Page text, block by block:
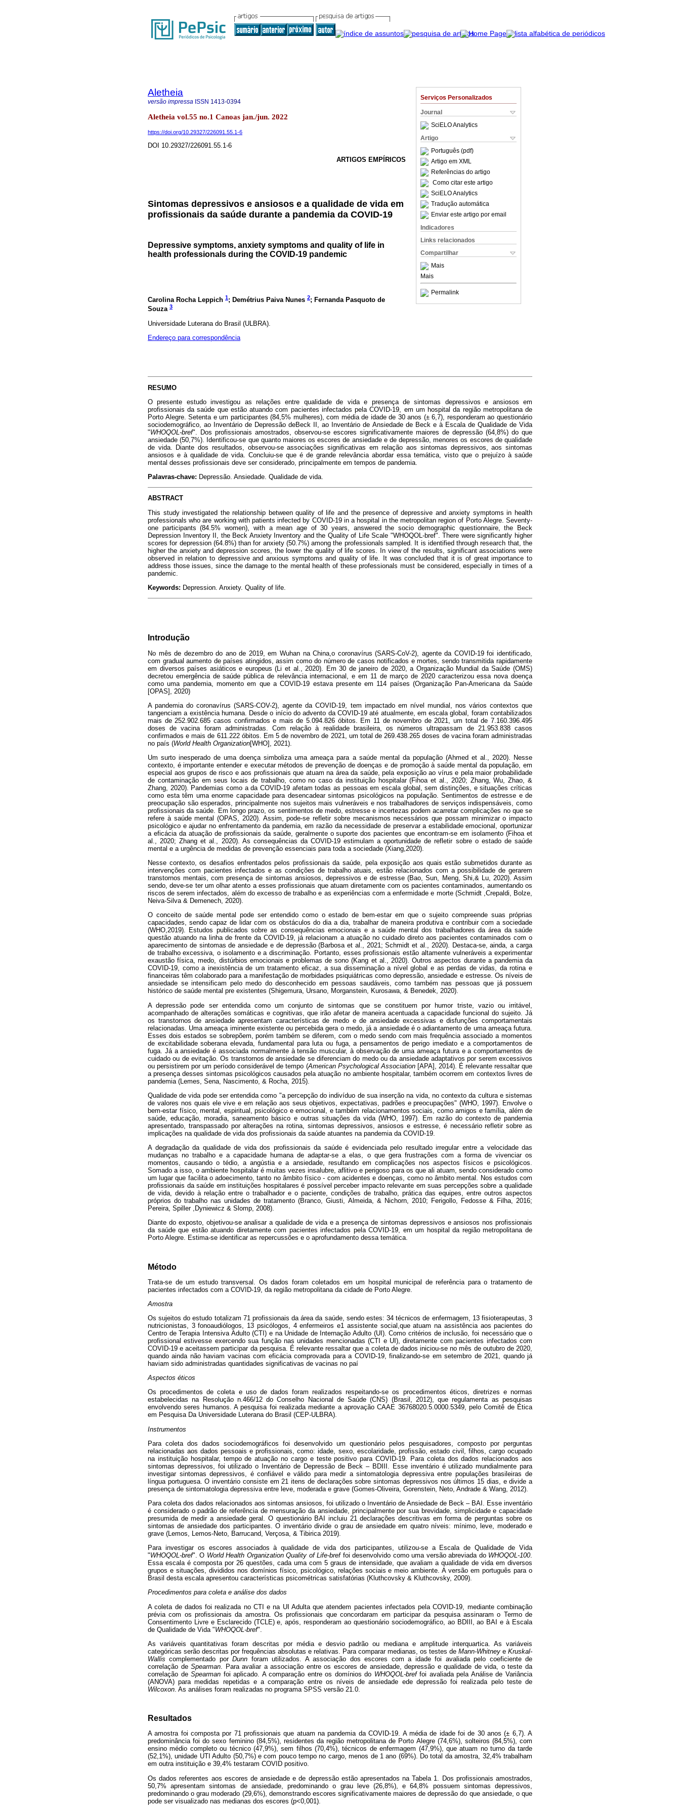
Serviços Personalizados
Journal
SciELO Analytics
Artigo
Português (pdf)
Artigo em XML
Referências do artigo
Como citar este artigo
SciELO Analytics
Tradução automática
Enviar este artigo por email
Indicadores
Links relacionados
Compartilhar
Mais
Mais
Permalink
Aletheia
versão impressa ISSN 1413-0394
Aletheia vol.55 no.1 Canoas jan./jun. 2022
https://doi.org/10.29327/226091.55.1-6
DOI 10.29327/226091.55.1-6
ARTIGOS EMPÍRICOS
Sintomas depressivos e ansiosos e a qualidade de vida em
profissionais da saúde durante a pandemia da COVID-19
Depressive symptoms, anxiety symptoms and quality of life in
health professionals during the COVID-19 pandemic
Carolina Rocha Leppich 1; Demétrius Paiva Nunes 2; Fernanda Pasquoto de
Souza 3
Universidade Luterana do Brasil (ULBRA).
Endereço para correspondência
RESUMO
O presente estudo investigou as relações entre qualidade de vida e presença de sintomas depressivos e ansiosos em
profissionais da saúde que estão atuando com pacientes infectados pela COVID-19, em um hospital da região metropolitana de
Porto Alegre. Setenta e um participantes (84,5% mulheres), com média de idade de 30 anos (± 6,7), responderam ao questionário
sociodemográfico, ao Inventário de Depressão deBeck II, ao Inventário de Ansiedade de Beck e à Escala de Qualidade de Vida
"WHOQOL-bref". Dos profissionais amostrados, observou-se escores significativamente maiores de depressão (64,8%) do que
ansiedade (50,7%). Identificou-se que quanto maiores os escores de ansiedade e de depressão, menores os escores de qualidade
de vida. Diante dos resultados, observou-se associações significativas em relação aos sintomas depressivos, aos sintomas
ansiosos e à qualidade de vida. Concluiu-se que é de grande relevância abordar essa temática, visto que o prejuízo à saúde
mental desses profissionais deve ser considerado, principalmente em tempos de pandemia.
Palavras-chave: Depressão. Ansiedade. Qualidade de vida.
ABSTRACT
This study investigated the relationship between quality of life and the presence of depressive and anxiety symptoms in health
professionals who are working with patients infected by COVID-19 in a hospital in the metropolitan region of Porto Alegre. Seventy-
one participants (84.5% women), with a mean age of 30 years, answered the socio demographic questionnaire, the Beck
Depression Inventory II, the Beck Anxiety Inventory and the Quality of Life Scale "WHOQOL-bref". There were significantly higher
scores for depression (64.8%) than for anxiety (50.7%) among the professionals sampled. It is identified through research that, the
higher the anxiety and depression scores, the lower the quality of life scores. In view of the results, significant associations were
observed in relation to depressive and anxious symptoms and quality of life. It was concluded that it is of great importance to
address those issues, since the damage to the mental health of these professionals must be considered, especially in times of a
pandemic.
Keywords: Depression. Anxiety. Quality of life.
Introdução
No mês de dezembro do ano de 2019, em Wuhan na China,o coronavírus (SARS-CoV-2), agente da COVID-19 foi identificado,
com gradual aumento de países atingidos, assim como do número de casos notificados e mortes, sendo transmitida rapidamente
em diversos países asiáticos e europeus (Li et al., 2020). Em 30 de janeiro de 2020, a Organização Mundial da Saúde (OMS)
decretou emergência de saúde pública de relevância internacional, e em 11 de março de 2020 caracterizou essa nova doença
como uma pandemia, momento em que a COVID-19 estava presente em 114 países (Organização Pan-Americana da Saúde
[OPAS], 2020)
A pandemia do coronavírus (SARS-COV-2), agente da COVID-19, tem impactado em nível mundial, nos vários contextos que
tangenciam a existência humana. Desde o início do advento da COVID-19 até atualmente, em escala global, foram contabilizados
mais de 252.902.685 casos confirmados e mais de 5.094.826 óbitos. Em 11 de novembro de 2021, um total de 7.160.396.495
doses de vacina foram administradas. Com relação à realidade brasileira, os números ultrapassam de 21.953.838 casos
confirmados e mais de 611.222 óbitos. Em 5 de novembro de 2021, um total de 269.438.265 doses de vacina foram administradas
no país (World Health Organization[WHO], 2021).
Um surto inesperado de uma doença simboliza uma ameaça para a saúde mental da população (Ahmed et al., 2020). Nesse
contexto, é importante entender e executar métodos de prevenção de doenças e de promoção à saúde mental da população, em
especial aos grupos de risco e aos profissionais que atuam na área da saúde, pela exposição ao vírus e pela maior probabilidade
de contaminação em seus locais de trabalho, como no caso da instituição hospitalar (Fihoa et al., 2020; Zhang, Wu, Zhao, &
Zhang, 2020). Pandemias como a da COVID-19 afetam todas as pessoas em escala global, sem distinções, e situações críticas
como esta têm uma enorme capacidade para desencadear sintomas psicológicos na população. Sentimentos de estresse e de
preocupação são esperados, principalmente nos sujeitos mais vulneráveis e nos trabalhadores de serviços indispensáveis, como
profissionais da saúde. Em longo prazo, os sentimentos de medo, estresse e incertezas podem acarretar complicações no que se
refere à saúde mental (OPAS, 2020). Assim, pode-se refletir sobre mecanismos necessários que possam minimizar o impacto
psicológico e ajudar no enfrentamento da pandemia, em razão da necessidade de preservar a estabilidade emocional, oportunizar
a eficácia da atuação de profissionais da saúde, geralmente o suporte dos pacientes que encontram-se em isolamento (Fihoa et
al., 2020; Zhang et al., 2020). As consequências da COVID-19 estimulam a oportunidade de refletir sobre o estado de saúde
mental e a urgência de medidas de prevenção essenciais para toda a sociedade (Xiang,2020).
Nesse contexto, os desafios enfrentados pelos profissionais da saúde, pela exposição aos quais estão submetidos durante as
intervenções com pacientes infectados e as condições de trabalho atuais, estão relacionados com a possibilidade de gerarem
transtornos mentais, com presença de sintomas ansiosos, depressivos e de estresse (Bao, Sun, Meng, Shi,& Lu, 2020). Assim
sendo, deve-se ter um olhar atento a esses profissionais que atuam diretamente com os pacientes contaminados, aumentando os
riscos de serem infectados, além do excesso de trabalho e as experiências com a enfermidade e morte (Schmidt ,Crepaldi, Bolze,
Neiva-Silva & Demenech, 2020).
O conceito de saúde mental pode ser entendido como o estado de bem-estar em que o sujeito compreende suas próprias
capacidades, sendo capaz de lidar com os obstáculos do dia a dia, trabalhar de maneira produtiva e contribuir com a sociedade
(WHO,2019). Estudos publicados sobre as consequências emocionais e a saúde mental dos trabalhadores da área da saúde
questão atuando na linha de frente da COVID-19, já relacionam a atuação no cuidado direto aos pacientes contaminados com o
aparecimento de sintomas de ansiedade e de depressão (Barbosa et al., 2021; Schmidt et al., 2020). Destaca-se, ainda, a carga
de trabalho excessiva, o isolamento e a discriminação. Portanto, esses profissionais estão altamente vulneráveis a experimentar
exaustão física, medo, distúrbios emocionais e problemas de sono (Kang et al., 2020). Outros aspectos durante a pandemia da
COVID-19, como a inexistência de um tratamento eficaz, a sua disseminação a nível global e as perdas de vidas, da rotina e
financeiras têm colaborado para a manifestação de morbidades psiquiátricas como depressão, ansiedade e estresse. Os níveis de
ansiedade se intensificam pelo medo do desconhecido em pessoas saudáveis, como também nas pessoas que já possuem
histórico de saúde mental pre existentes (Shigemura, Ursano, Morganstein, Kurosawa, & Benedek, 2020).
A depressão pode ser entendida como um conjunto de sintomas que se constituem por humor triste, vazio ou irritável,
acompanhado de alterações somáticas e cognitivas, que irão afetar de maneira acentuada a capacidade funcional do sujeito. Já
os transtornos de ansiedade apresentam características de medo e de ansiedade excessivas e disfunções comportamentais
relacionadas. Uma ameaça iminente existente ou percebida gera o medo, já a ansiedade é o adiantamento de uma ameaça futura.
Esses dois estados se sobrepõem, porém também se diferem, com o medo sendo com mais frequência associado a momentos
de excitabilidade soberana elevada, fundamental para luta ou fuga, a pensamentos de perigo imediato e a comportamentos de
fuga. Já a ansiedade é associada normalmente à tensão muscular, à observação de uma ameaça futura e a comportamentos de
cuidado ou de evitação. Os transtornos de ansiedade se diferenciam do medo ou da ansiedade adaptativos por serem excessivos
ou persistirem por um período considerável de tempo (American Psychological Association[APA], 2014). É relevante ressaltar que
a presença desses sintomas psicológicos causados pela atuação no ambiente hospitalar, também ocorrem em contextos livres de
pandemia (Lemes, Sena, Nascimento, & Rocha, 2015).
Qualidade de vida pode ser entendida como "a percepção do indivíduo de sua inserção na vida, no contexto da cultura e sistemas
de valores nos quais ele vive e em relação aos seus objetivos, expectativas, padrões e preocupações" (WHO, 1997). Envolve o
bem-estar físico, mental, espiritual, psicológico e emocional, e também relacionamentos sociais, como amigos e família, além de
saúde, educação, moradia, saneamento básico e outras situações da vida (WHO, 1997). Em razão do contexto de pandemia
apresentado, transpassado por alterações na rotina, sintomas depressivos, ansiosos e estresse, é necessário refletir sobre as
implicações na qualidade de vida dos profissionais da saúde atuantes na pandemia da COVID-19.
A degradação da qualidade de vida dos profissionais da saúde é evidenciada pelo resultado irregular entre a velocidade das
mudanças no trabalho e a capacidade humana de adaptar-se a elas, o que gera frustrações com a forma de vivenciar os
momentos, causando o tédio, a angústia e a ansiedade, resultando em complicações nos aspectos físicos e psicológicos.
Somado a isso, o ambiente hospitalar é muitas vezes insalubre, aflitivo e perigoso para os que ali atuam, sendo considerado como
um lugar que facilita o adoecimento, tanto no âmbito físico - com acidentes e doenças, como no âmbito mental. Nos estudos com
profissionais da saúde em instituições hospitalares é possível perceber impacto relevante em suas percepções sobre a qualidade
de vida, devido à relação entre o trabalhador e o paciente, condições de trabalho, prática das equipes, entre outros aspectos
próprios do trabalho nas unidades de tratamento (Branco, Giusti, Almeida, & Nichorn, 2010; Ferigollo, Fedosse & Filha, 2016;
Pereira, Spiller ,Dyniewicz & Slomp, 2008).
Diante do exposto, objetivou-se analisar a qualidade de vida e a presença de sintomas depressivos e ansiosos nos profissionais
da saúde que estão atuando diretamente com pacientes infectados pela COVID-19, em um hospital da região metropolitana de
Porto Alegre. Estima-se identificar as repercussões e o aprofundamento dessa temática.
Método
Trata-se de um estudo transversal. Os dados foram coletados em um hospital municipal de referência para o tratamento de
pacientes infectados com a COVID-19, da região metropolitana da cidade de Porto Alegre.
Amostra
Os sujeitos do estudo totalizam 71 profissionais da área da saúde, sendo estes: 34 técnicos de enfermagem, 13 fisioterapeutas, 3
nutricionistas, 3 fonoaudiólogos, 13 psicólogos, 4 enfermeiros e1 assistente social,que atuam na assistência aos pacientes do
Centro de Terapia Intensiva Adulto (CTI) e na Unidade de Internação Adulto (UI). Como critérios de inclusão, foi necessário que o
profissional estivesse exercendo sua função nas unidades mencionadas (CTI e UI), diretamente com pacientes infectados com
COVID-19 e aceitassem participar da pesquisa. É relevante ressaltar que a coleta de dados iniciou-se no mês de outubro de 2020,
quando ainda não haviam vacinas com eficácia comprovada para a COVID-19, finalizando-se em setembro de 2021, quando já
haviam sido administradas quantidades significativas de vacinas no paí
Aspectos éticos
Os procedimentos de coleta e uso de dados foram realizados respeitando-se os procedimentos éticos, diretrizes e normas
estabelecidas na Resolução n.466/12 do Conselho Nacional de Saúde (CNS) (Brasil, 2012), que regulamenta as pesquisas
envolvendo seres humanos. A pesquisa foi realizada mediante a aprovação CAAE 36768020.5.0000.5349, pelo Comitê de Ética
em Pesquisa Da Universidade Luterana do Brasil (CEP-ULBRA).
Instrumentos
Para coleta dos dados sociodemográficos foi desenvolvido um questionário pelos pesquisadores, composto por perguntas
relacionadas aos dados pessoais e profissionais, como: idade, sexo, escolaridade, profissão, estado civil, filhos, cargo ocupado
na instituição hospitalar, tempo de atuação no cargo e teste positivo para COVID-19. Para coleta dos dados relacionados aos
sintomas depressivos, foi utilizado o Inventário de Depressão de Beck – BDIII. Esse inventário é utilizado mundialmente para
investigar sintomas depressivos, é confiável e válido para medir a sintomatologia depressiva entre populações brasileiras de
língua portuguesa. O inventário consiste em 21 itens de declarações sobre sintomas depressivos nos últimos 15 dias, e divide a
presença de sintomatologia depressiva entre leve, moderada e grave (Gomes-Oliveira, Gorenstein, Neto, Andrade & Wang, 2012).
Para coleta dos dados relacionados aos sintomas ansiosos, foi utilizado o Inventário de Ansiedade de Beck – BAI. Esse inventário
é considerado o padrão de referência de mensuração da ansiedade, principalmente por sua brevidade, simplicidade e capacidade
presumida de medir a ansiedade geral. O questionário BAI incluiu 21 declarações descritivas em forma de perguntas sobre os
sintomas de ansiedade dos participantes. O inventário divide o grau de ansiedade em quatro níveis: mínimo, leve, moderado e
grave (Lemos, Lemos-Neto, Barrucand, Verçosa, & Tibirica 2019).
Para investigar os escores associados à qualidade de vida dos participantes, utilizou-se a Escala de Qualidade de Vida
"WHOQOL-bref". O World Health Organization Quality of Life-breffoi desenvolvido como uma versão abreviada do WHOQOL-100.
Essa escala é composta por 26 questões, cada uma com 5 graus de intensidade, que avaliam a qualidade de vida em diversos
grupos e situações, divididos nos domínios físico, psicológico, relações sociais e meio ambiente. A versão em português para o
Brasil desta escala apresentou características psicométricas satisfatórias (Kluthcovsky & Kluthcovsky, 2009).
Procedimentos para coleta e análise dos dados
A coleta de dados foi realizada no CTI e na UI Adulta que atendem pacientes infectados pela COVID-19, mediante combinação
prévia com os profissionais da amostra. Os profissionais que concordaram em participar da pesquisa assinaram o Termo de
Consentimento Livre e Esclarecido (TCLE) e, após, responderam ao questionário sociodemográfico, ao BDIII, ao BAI e à Escala
de Qualidade de Vida "WHOQOL-bref".
As variáveis quantitativas foram descritas por média e desvio padrão ou mediana e amplitude interquartica. As variáveis
categóricas serão descritas por frequências absolutas e relativas. Para comparar medianas, os testes de Mann-Whitney e Kruskal-
Wallis complementado porDunn foram utilizados. A associação dos escores com a idade foi avaliada pelo coeficiente de
correlação deSpearman . Para avaliar a associação entre os escores de ansiedade, depressão e qualidade de vida, o teste da
correlação deSpearman foi aplicado. A comparação entre os domínios do WHOQOL-breffoi avaliada pela Análise de Variância
(ANOVA) para medidas repetidas e a comparação entre os níveis de ansiedade ede depressão foi realizada pelo teste de
Wilcoxon . As análises foram realizadas no programa SPSS versão 21.0.
Resultados
A amostra foi composta por 71 profissionais que atuam na pandemia da COVID-19. A média de idade foi de 30 anos (± 6,7). A
predominância foi do sexo feminino (84,5%), residentes da região metropolitana de Porto Alegre (74,6%), solteiros (84,5%), com
ensino médio completo ou técnico (47,9%), sem filhos (70,4%), técnicos de enfermagem (47,9%), que atuam no turno da tarde
(52,1%), unidade UTI Adulto (50,7%) e com pouco tempo no cargo, menos de 1 ano (69%). Do total da amostra, 32,4% trabalham
em outra instituição e 39,4% testaram COVID positivo.
Os dados referentes aos escores de ansiedade e de depressão estão apresentados na Tabela 1. Dos profissionais amostrados,
50,7% apresentam sintomas de ansiedade, predominando o grau leve (26,8%), e 64,8% possuem sintomas depressivos,
predominando o grau moderado (29,6%), demonstrando escores significativamente maiores de depressão do que ansiedade, o que
pode ser visualizado nas medianas dos escores (p<0,001).